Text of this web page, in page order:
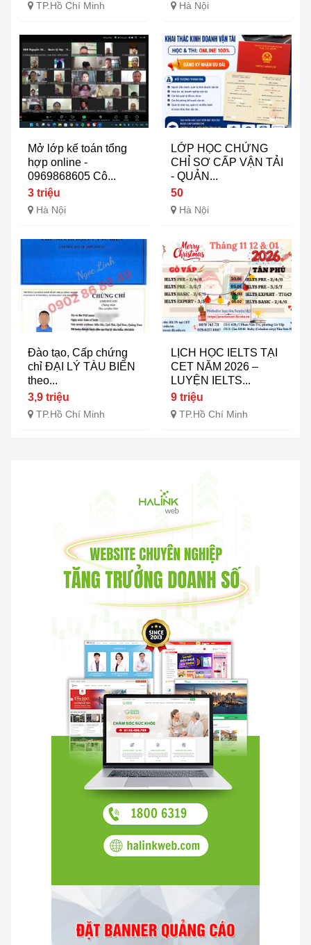
TP.Hồ Chí Minh Hà Nội
Mở lớp kế toán tổng
hợp online -
0969868605 Cô...
3 triệu
Hà Nội
LỚP HỌC CHỨNG
CHỈ SƠ CẤP VẬN TẢI
- QUẢN...
50
Hà Nội
Đào tạo, Cấp chứng
chỉ ĐẠI LÝ TÀU BIỂN
theo...
3,9 triệu
TP.Hồ Chí Minh
LỊCH HỌC IELTS TẠI
CET NĂM 2026 –
LUYỆN IELTS...
9 triệu
TP.Hồ Chí Minh